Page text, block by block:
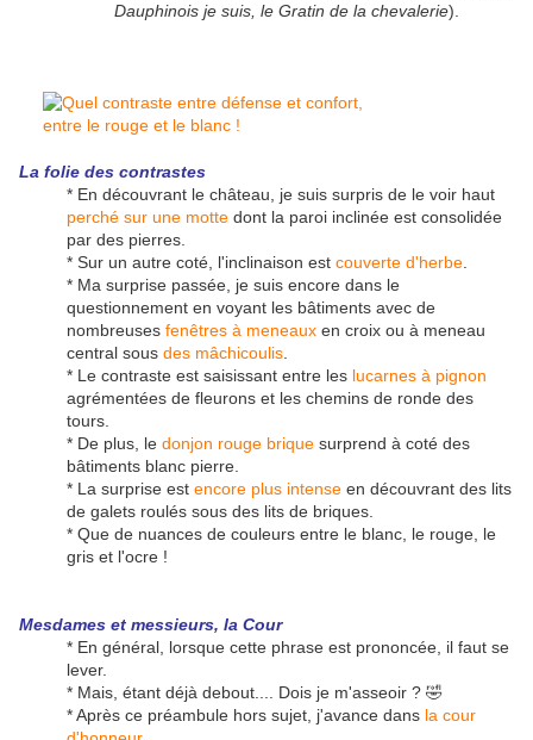
Dauphinois je suis, le Gratin de la chevalerie).
La folie des contrastes
* En découvrant le château, je suis surpris de le voir haut
perché sur une motte dont la paroi inclinée est consolidée
par des pierres.
* Sur un autre coté, l'inclinaison est couverte d'herbe
* Ma surprise passée, je suis encore dans le
questionnement en voyant les bâtiments avec de
nombreuses fenêtres à meneaux en croix ou à meneau
central sous des mâchicoulis
* Le contraste est saisissant entre les lucarnes à pignon
agrémentées de fleurons et les chemins de ronde des
tours.
* De plus, le donjon rouge brique surprend à coté des
bâtiments blanc pierre.
* La surprise est encore plus intense en découvrant des lits
de galets roulés sous des lits de briques.
* Que de nuances de couleurs entre le blanc, le rouge, le
gris et l'ocre !
Mesdames et messieurs, la Cour
* En général, lorsque cette phrase est prononcée, il faut se
lever.
* Mais, étant déjà debout.... Dois je m'asseoir ? 🤣
* Après ce préambule hors sujet, j'avance dans la cour